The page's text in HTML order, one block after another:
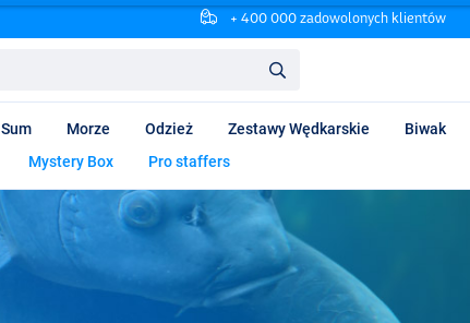
+ 400 000 zadowolonych klientów
Sum Morze Odzież Zestawy Wędkarskie Biwak
Mystery Box Pro staffers